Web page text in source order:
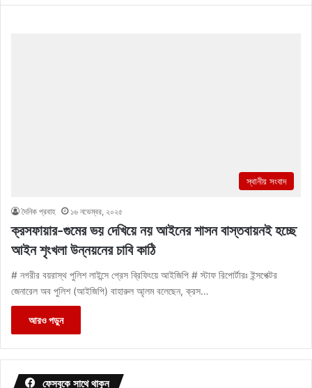
স্থানীয় সংবাদ
দৈনিক প্রবাহ ১৬ নভেম্বর, ২০২৫
ক্রসফায়ার-গুমের ভয় দেখিয়ে নয় আইনের শাসন বাস্তবায়নই হচ্ছে
আইন শৃংখলা উন্নয়নের চাবি কাঠি
# নগরীর বয়রাস্থ পুলিশ লাইন্সে প্রেস ব্রিফিংয়ে আইজিপি # স্টাফ রিপোর্টারঃ ইন্সপেক্টর
জেনারেল অব পুলিশ (আইজিপি) বাহারুল আৃলম বলেছেন, ক্রস…
আরও পড়ুন
ফেসবুকে সাথে থাকুন